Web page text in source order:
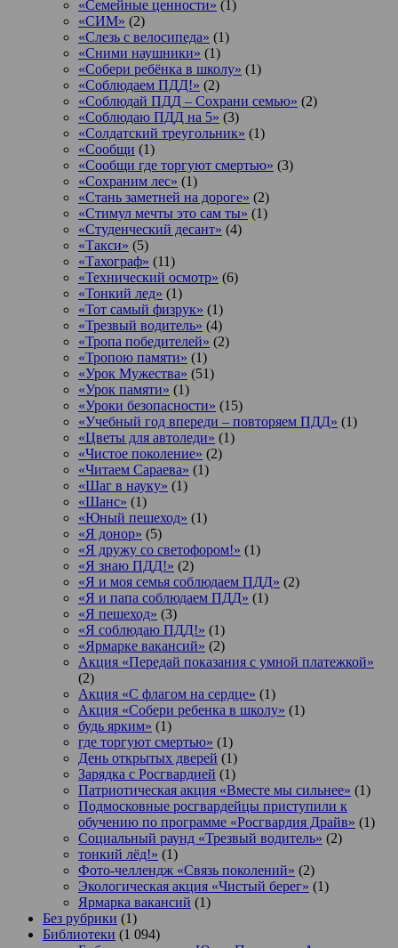
«Семейные ценности» (1)
«СИМ» (2)
«Слезь с велосипеда» (1)
«Сними наушники» (1)
«Собери ребёнка в школу» (1)
«Соблюдаем ПДД!» (2)
«Соблюдай ПДД – Сохрани семью» (2)
«Соблюдаю ПДД на 5» (3)
«Солдатский треугольник» (1)
«Сообщи (1)
«Сообщи где торгуют смертью» (3)
«Сохраним лес» (1)
«Стань заметней на дороге» (2)
«Стимул мечты это сам ты» (1)
«Студенческий десант» (4)
«Такси» (5)
«Тахограф» (11)
«Технический осмотр» (6)
«Тонкий лед» (1)
«Тот самый физрук» (1)
«Трезвый водитель» (4)
«Тропа победителей» (2)
«Тропою памяти» (1)
«Урок Мужества» (51)
«Урок памяти» (1)
«Уроки безопасности» (15)
«Учебный год впереди – повторяем ПДД» (1)
«Цветы для автоледи» (1)
«Чистое поколение» (2)
«Читаем Сараева» (1)
«Шаг в науку» (1)
«Шанс» (1)
«Юный пешеход» (1)
«Я донор» (5)
«Я дружу со светофором!» (1)
«Я знаю ПДД!» (2)
«Я и моя семья соблюдаем ПДД» (2)
«Я и папа соблюдаем ПДД» (1)
«Я пешеход» (3)
«Я соблюдаю ПДД!» (1)
«Ярмарке вакансий» (2)
Акция «Передай показания с умной платежкой»
(2)
Акция «С флагом на сердце» (1)
Акция «Собери ребенка в школу» (1)
будь ярким» (1)
где торгуют смертью» (1)
День открытых дверей (1)
Зарядка с Росгвардией (1)
Патриотическая акция «Вместе мы сильнее» (1)
Подмосковные росгвардейцы приступили к
обучению по программе «Росгвардия Драйв» (1)
Социальный раунд «Трезвый водитель» (2)
тонкий лёд!» (1)
Фото-челлендж «Связь поколений» (2)
Экологическая акция «Чистый берег» (1)
Ярмарка вакансий (1)
Без рубрики (1)
Библиотеки (1 094)